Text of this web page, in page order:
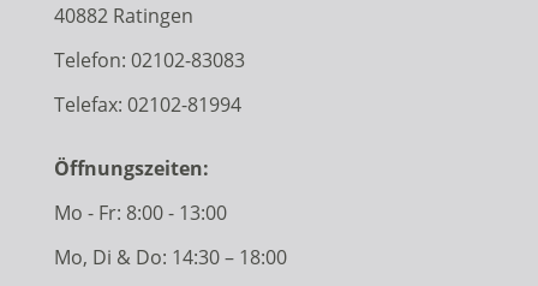
40882 Ratingen
Telefon: 02102-83083
Telefax: 02102-81994
Öffnungszeiten:
Mo - Fr: 8:00 - 13:00
Mo, Di & Do: 14:30 – 18:00